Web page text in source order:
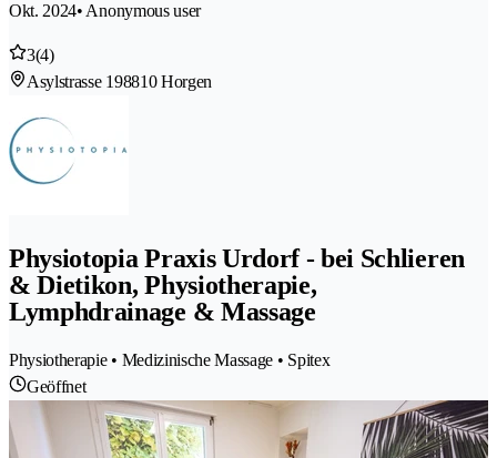
Okt. 2024• Anonymous user
3(4)
Asylstrasse 198810 Horgen
Physiotopia Praxis Urdorf - bei Schlieren
& Dietikon, Physiotherapie,
Lymphdrainage & Massage
Physiotherapie • Medizinische Massage • Spitex
Geöffnet